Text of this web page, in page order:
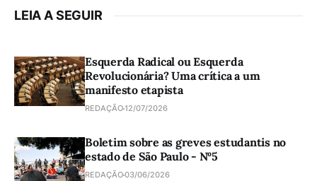
LEIA A SEGUIR
Esquerda Radical ou Esquerda
Revolucionária? Uma crítica a um
manifesto etapista
REDAÇÃO12/07/2026
Boletim sobre as greves estudantis no
estado de São Paulo - Nº5
REDAÇÃO03/06/2026